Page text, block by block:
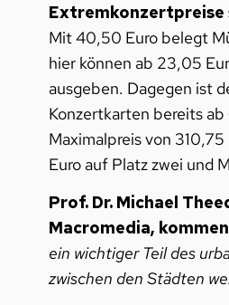
Extremkonzertpreise
Mit 40,50 Euro belegt
hier können ab 23,05
ausgeben. Dagegen ist
Konzertkarten bereits
Maximalpreis von
Euro auf Platz zwei und
Prof. Dr. Michael
Macromedia,
ein wichtiger Teil des
zwischen den Städten